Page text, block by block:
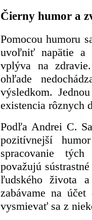
Čierny humor a
Pomocou humoru
uvoľniť napätie a
vplýva na
ohľade
výsledkom.
existencia rôznych
Podľa Andrei C.
pozitívnejší
spracovanie
považujú
ľudského života
zabávame na
vysmievať sa z